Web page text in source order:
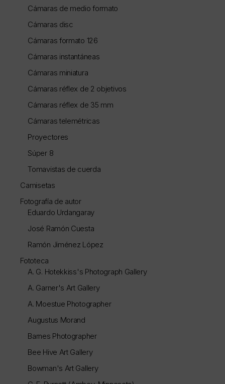
Cámaras de medio formato
Cámaras disc
Cámaras formato 126
Cámaras instantáneas
Cámaras miniatura
Cámaras réflex de 2 objetivos
Cámaras réflex de 35 mm
Cámaras telemétricas
Proyectores
Súper 8
Tomavistas de cuerda
Camisetas
Fotografía de autor
Eduardo Urdangaray
José Ramón Cuesta
Ramón Jiménez López
Fototeca
A. G. Hotekkiss's Photograph Gallery
A. Garner's Art Gallery
A. Moestue Photographer
Augustus Morand
Barnes Photographer
Bee Hive Art Gallery
Bowman's Art Gallery